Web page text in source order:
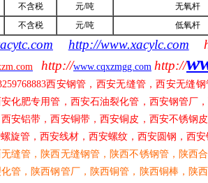
不含税 元/吨 无氧杆
不含税 元/吨 低氧杆
http://www.xacylc.com
http://www.cqxzmgg.com http://
西安钢管，西安无缝管，西安无缝
化肥专用管，西安石油裂化管，西安钢管厂
安铝带，西安铜带，西安铜皮，西安不锈钢
旋管，西安线材，西安螺纹，西安圆钢，西
缝管，陕西无缝钢管，陕西不锈钢管，陕西
管，陕西钢管厂，陕西铜管，陕西铜棒，陕